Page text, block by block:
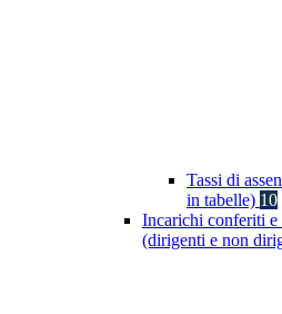
Tassi di
in tabelle) 10
Incarichi conferiti e
(dirigenti e non